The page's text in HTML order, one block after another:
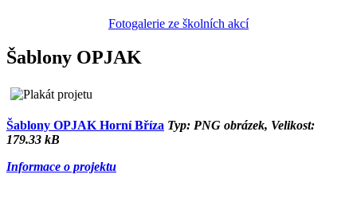
Fotogalerie ze školních akcí
Šablony OPJAK
Šablony OPJAK Horní Bříza Typ: PNG obrázek, Velikost:
179.33 kB
Informace o projektu